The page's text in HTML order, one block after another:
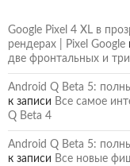
Google Pixel 4 XL в
рендерах | Pixel Google
две фронтальных и
Android Q Beta 5:
к записи Все самое
Q Beta 4
Android Q Beta 5:
к записи Все новые